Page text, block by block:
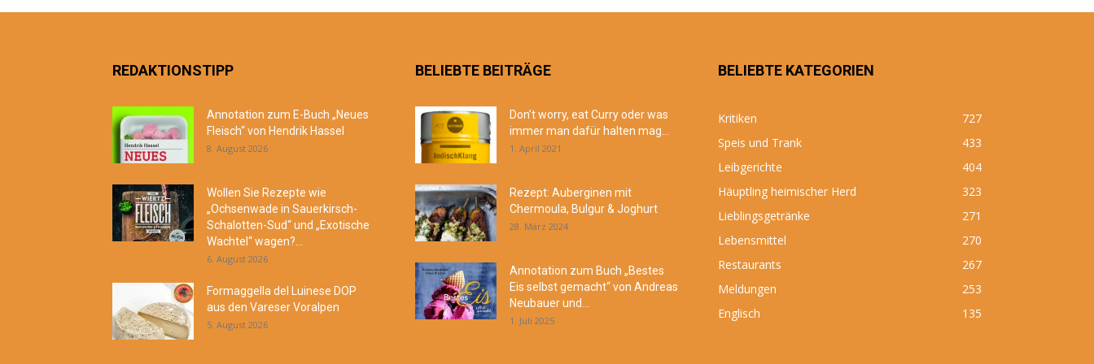
REDAKTIONSTIPP
Annotation zum E-Buch „Neues
Fleisch“ von Hendrik Hassel
8. August 2026
Wollen Sie Rezepte wie
„Ochsenwade in Sauerkirsch-
Schalotten-Sud“ und „Exotische
Wachtel“ wagen?...
6. August 2026
Formaggella del Luinese DOP
aus den Vareser Voralpen
5. August 2026
BELIEBTE BEITRÄGE
Don’t worry, eat Curry oder was
immer man dafür halten mag...
1. April 2021
Rezept: Auberginen mit
Chermoula, Bulgur & Joghurt
28. März 2024
Annotation zum Buch „Bestes
Eis selbst gemacht“ von Andreas
Neubauer und...
1. Juli 2025
BELIEBTE KATEGORIEN
Kritiken
727
Speis und Trank
433
Leibgerichte
404
Häuptling heimischer Herd
323
Lieblingsgetränke
271
Lebensmittel
270
Restaurants
267
Meldungen
253
Englisch
135